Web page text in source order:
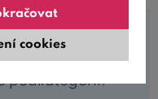
podkategorií.
cookies